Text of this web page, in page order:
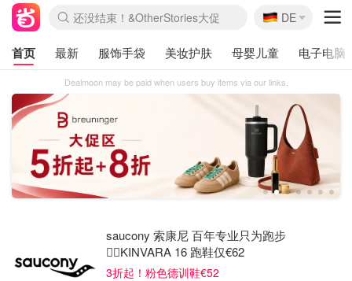
还没结束！&OtherStories大促
🇩🇪
DE
首页 最新 服饰手袋 美妆护肤 母婴儿童 电子电脑
Dealmoon may be paid when users buy items via our links.
1 2 3 4 5 6 7
saucony 索康尼 百年专业只为跑步
🏃‍♀️KINVARA 16 跑鞋仅€62
3折起！粉色德训鞋€52